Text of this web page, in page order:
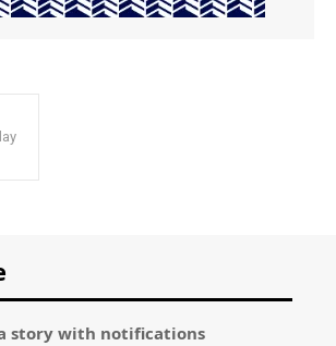
story with notifications